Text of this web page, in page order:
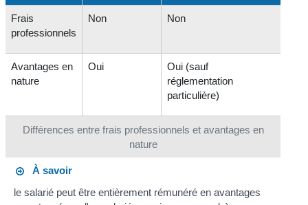
Différences entre frais professionnels et avantages en
nature
Frais
professionnels
Non Non
Avantages en
nature
Oui
Oui (sauf
réglementation
particulière)
À savoir
le salarié peut être entièrement rémunéré en avantages